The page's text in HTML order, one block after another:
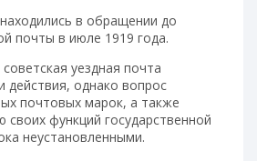
в обращении до
почты в июле 1919 года.
уездная почта
действия, однако вопрос
почтовых марок, а также
своих функций государственной
неустановленными.